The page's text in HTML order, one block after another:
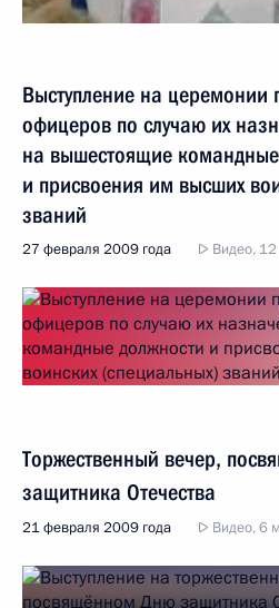
Выступление на церемонии
офицеров по случаю их
на вышестоящие
и присвоения им высших
званий
27 февраля 2009 года Видео,
Торжественный вечер,
защитника Отечества
21 февраля 2009 года Видео, 6